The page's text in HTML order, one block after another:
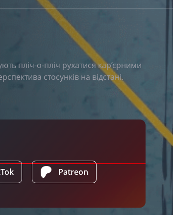
пліч-о-пліч рухатися кар’єрними
стосунків на відстані.
Patreon